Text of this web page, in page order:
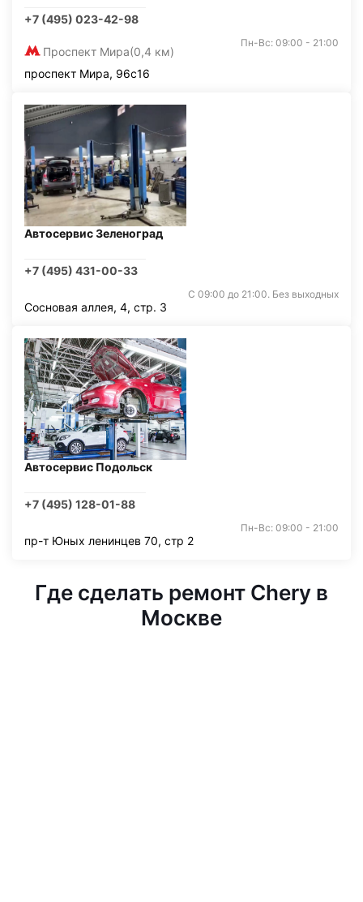
+7 (495) 023-42-98
Проспект Мира(0,4 км)
Пн-Вс: 09:00 - 21:00
проспект Мира, 96с16
Автосервис Зеленоград
+7 (495) 431-00-33
С 09:00 до 21:00. Без выходных
Сосновая аллея, 4, стр. 3
Автосервис Подольск
+7 (495) 128-01-88
Пн-Вс: 09:00 - 21:00
пр-т Юных ленинцев 70, стр 2
Где сделать ремонт Chery в
Москве